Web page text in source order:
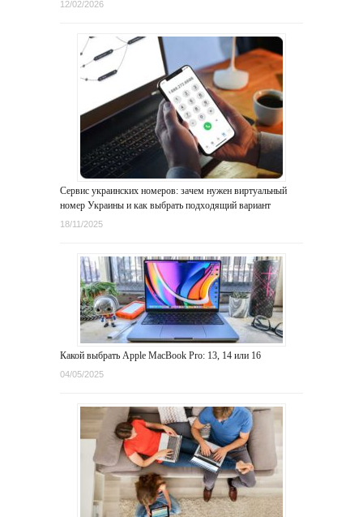
12/02/2026
Сервис украинских номеров: зачем нужен виртуальный
номер Украины и как выбрать подходящий вариант
18/11/2025
Какой выбрать Apple MacBook Pro: 13, 14 или 16
04/05/2025